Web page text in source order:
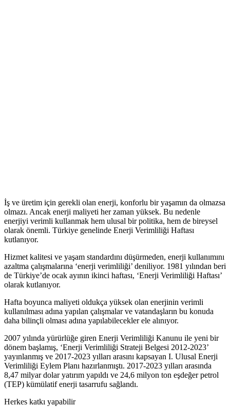
İş ve üretim için gerekli olan enerji, konforlu bir yaşamın da olmazsa
olmazı. Ancak enerji maliyeti her zaman yüksek. Bu nedenle
enerjiyi verimli kullanmak hem ulusal bir politika, hem de bireysel
olarak önemli. Türkiye genelinde Enerji Verimliliği Haftası
kutlanıyor.
Hizmet kalitesi ve yaşam standardını düşürmeden, enerji kullanımını
azaltma çalışmalarına ‘enerji verimliliği’ deniliyor. 1981 yılından beri
de Türkiye’de ocak ayının ikinci haftası, ‘Enerji Verimliliği Haftası’
olarak kutlanıyor.
Hafta boyunca maliyeti oldukça yüksek olan enerjinin verimli
kullanılması adına yapılan çalışmalar ve vatandaşların bu konuda
daha bilinçli olması adına yapılabilecekler ele alınıyor.
2007 yılında yürürlüğe giren Enerji Verimliliği Kanunu ile yeni bir
dönem başlamış, ‘Enerji Verimliliği Strateji Belgesi 2012-2023’
yayınlanmış ve 2017-2023 yılları arasını kapsayan I. Ulusal Enerji
Verimliliği Eylem Planı hazırlanmıştı. 2017-2023 yılları arasında
8,47 milyar dolar yatırım yapıldı ve 24,6 milyon ton eşdeğer petrol
(TEP) kümülatif enerji tasarrufu sağlandı.
Herkes katkı yapabilir